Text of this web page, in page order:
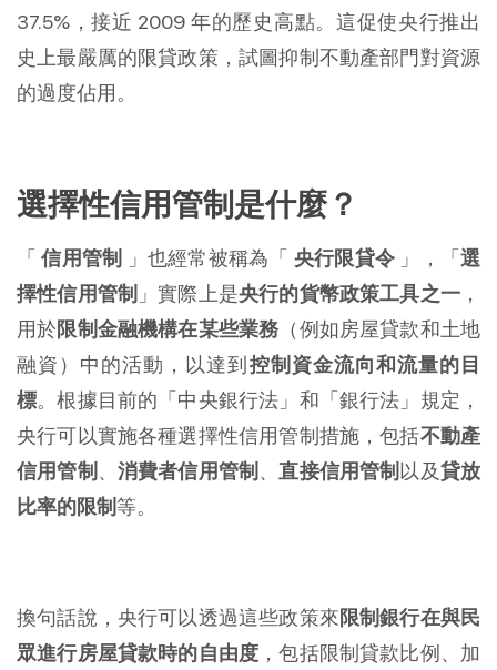
37.5%，接近 2009 年的歷史高點。這促使央行推出
史上最嚴厲的限貸政策，試圖抑制不動產部門對資源
的過度佔用。
選擇性信用管制是什麼？
「信用管制 」也經常被稱為「 央行限貸令 」，「選
擇性信用管制 」實際上是央行的貨幣政策工具之一 ，
用於限制金融機構在某些業務 （例如房屋貸款和土地
融資）中的活動，以達到 控制資金流向和流量的目
標。根據目前的「中央銀行法」和「銀行法」規定，
央行可以實施各種選擇性信用管制措施，包括不動產
信用管制 、 消費者信用管制 、 直接信用管制 以及貸放
比率的限制等。
換句話說，央行可以透過這些政策來限制銀行在與民
眾進行房屋貸款時的自由度 ，包括限制貸款比例、加